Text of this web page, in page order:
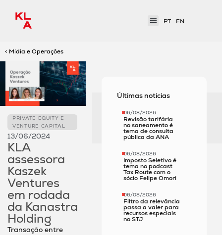
PT EN
< Mídia e Operações
PRIVATE EQUITY E
VENTURE CAPITAL
13/06/2024
KLA
assessora
Kaszek
Ventures
em rodada
da Kanastra
Holding
Transação entre
Últimas notícias
06/08/2026
Revisão tarifária
no saneamento é
tema de consulta
pública da ANA
06/08/2026
Imposto Seletivo é
tema no podcast
Tax Route com o
sócio Felipe Omori
06/08/2026
Filtro da relevância
passa a valer para
recursos especiais
no STJ